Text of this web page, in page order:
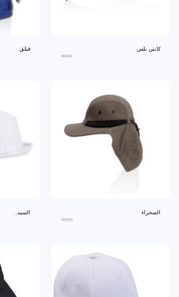
كابتن بلس
an2222
فيلق
الصحراء
an2353
السيد.